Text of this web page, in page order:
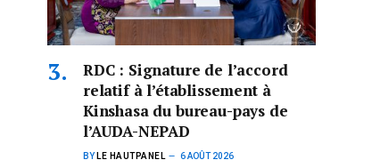
RDC : Signature de l’accord
relatif à l’établissement à
Kinshasa du bureau-pays de
l’AUDA-NEPAD
BY LE HAUTPANEL 6 AOÛT 2026